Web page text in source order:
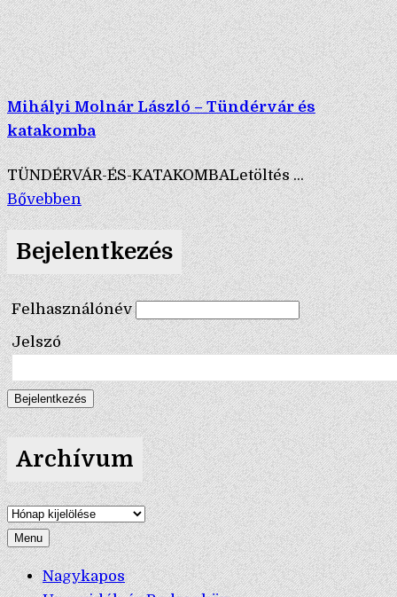
Mihályi Molnár László – Tündérvár és
katakomba
TÜNDÉRVÁR-ÉS-KATAKOMBALetöltés ...
Bővebben
Bejelentkezés
Felhasználónév
Jelszó
Archívum
Archívum
Menu
Nagykapos